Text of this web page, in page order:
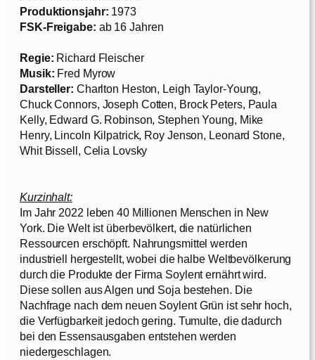
Produktionsjahr: 1973
FSK-Freigabe: ab 16 Jahren
Regie: Richard Fleischer
Musik: Fred Myrow
Darsteller: Charlton Heston, Leigh Taylor-Young,
Chuck Connors, Joseph Cotten, Brock Peters, Paula
Kelly, Edward G. Robinson, Stephen Young, Mike
Henry, Lincoln Kilpatrick, Roy Jenson, Leonard Stone,
Whit Bissell, Celia Lovsky
Kurzinhalt:
Im Jahr 2022 leben 40 Millionen Menschen in New
York. Die Welt ist überbevölkert, die natürlichen
Ressourcen erschöpft. Nahrungsmittel werden
industriell hergestellt, wobei die halbe Weltbevölkerung
durch die Produkte der Firma Soylent ernährt wird.
Diese sollen aus Algen und Soja bestehen. Die
Nachfrage nach dem neuen Soylent Grün ist sehr hoch,
die Verfügbarkeit jedoch gering. Tumulte, die dadurch
bei den Essensausgaben entstehen werden
niedergeschlagen.